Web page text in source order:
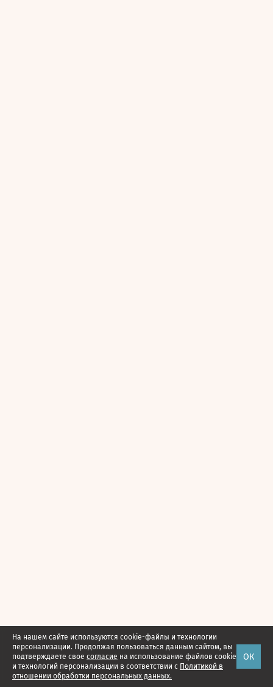
На нашем сайте используются cookie-файлы и технологии
персонализации. Продолжая пользоваться данным сайтом, вы
подтверждаете свое согласие на использование файлов cookie
и технологий персонализации в соответствии с Политикой в
отношении обработки персональных данных.
ОК